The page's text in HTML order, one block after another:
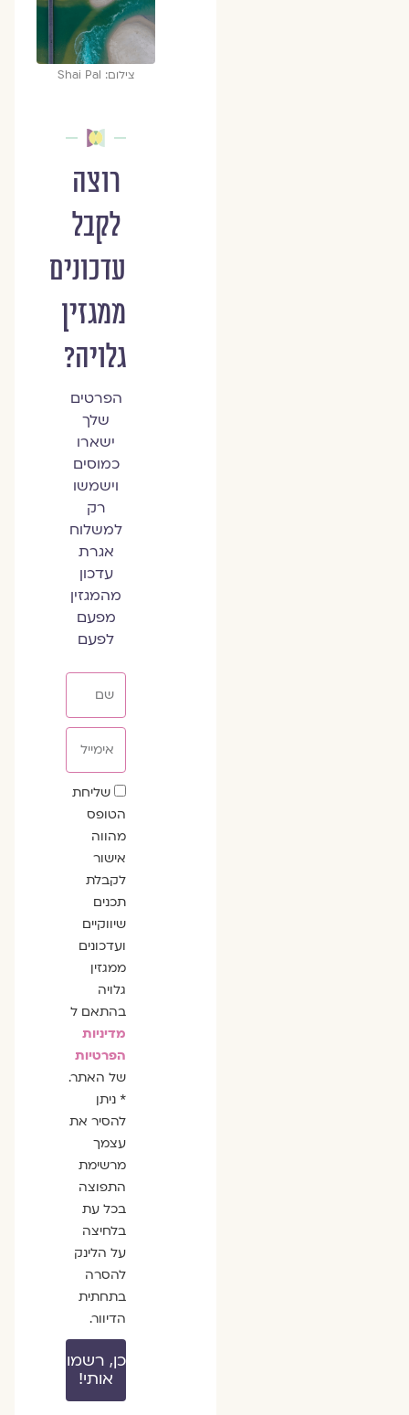
צילום: Shai Pal
רוצה
לקבל
עדכונים
ממגזין
גלויה?
הפרטים
שלך
ישארו
כמוסים
וישמשו
רק
למשלוח
אגרת
עדכון
מהמגזין
מפעם
לפעם
שדה
הסכמה
שליחת
הטופס
מהווה
אישור
לקבלת
תכנים
שיווקיים
ועדכונים
ממגזין
גלויה
בהתאם ל
מדיניות
הפרטיות
של האתר.
* ניתן
להסיר את
עצמך
מרשימת
התפוצה
בכל עת
בלחיצה
על הלינק
להסרה
בתחתית
הדיוור.
כן, רשמו
אותי!